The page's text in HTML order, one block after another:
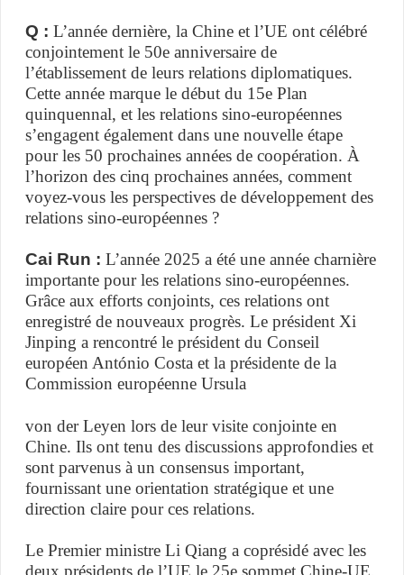
Q : L’année dernière, la Chine et l’UE ont célébré
conjointement le 50e anniversaire de
l’établissement de leurs relations diplomatiques.
Cette année marque le début du 15e Plan
quinquennal, et les relations sino-européennes
s’engagent également dans une nouvelle étape
pour les 50 prochaines années de coopération. À
l’horizon des cinq prochaines années, comment
voyez-vous les perspectives de développement des
relations sino-européennes ?
Cai Run : L’année 2025 a été une année charnière
importante pour les relations sino-européennes.
Grâce aux efforts conjoints, ces relations ont
enregistré de nouveaux progrès. Le président Xi
Jinping a rencontré le président du Conseil
européen António Costa et la présidente de la
Commission européenne Ursula
von der Leyen lors de leur visite conjointe en
Chine. Ils ont tenu des discussions approfondies et
sont parvenus à un consensus important,
fournissant une orientation stratégique et une
direction claire pour ces relations.
Le Premier ministre Li Qiang a coprésidé avec les
deux présidents de l’UE le 25e sommet Chine-UE,